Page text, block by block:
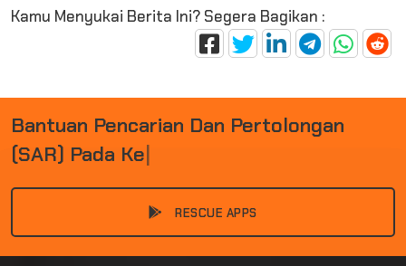
Kamu Menyukai Berita Ini? Segera Bagikan :
BANTUAN PENCARIAN DAN PERTOLONGAN
(SAR) PADA KE
RESCUE APPS